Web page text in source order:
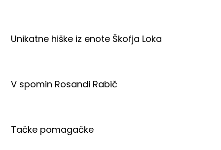
Unikatne hiške iz enote Škofja Loka
V spomin Rosandi Rabič
Tačke pomagačke